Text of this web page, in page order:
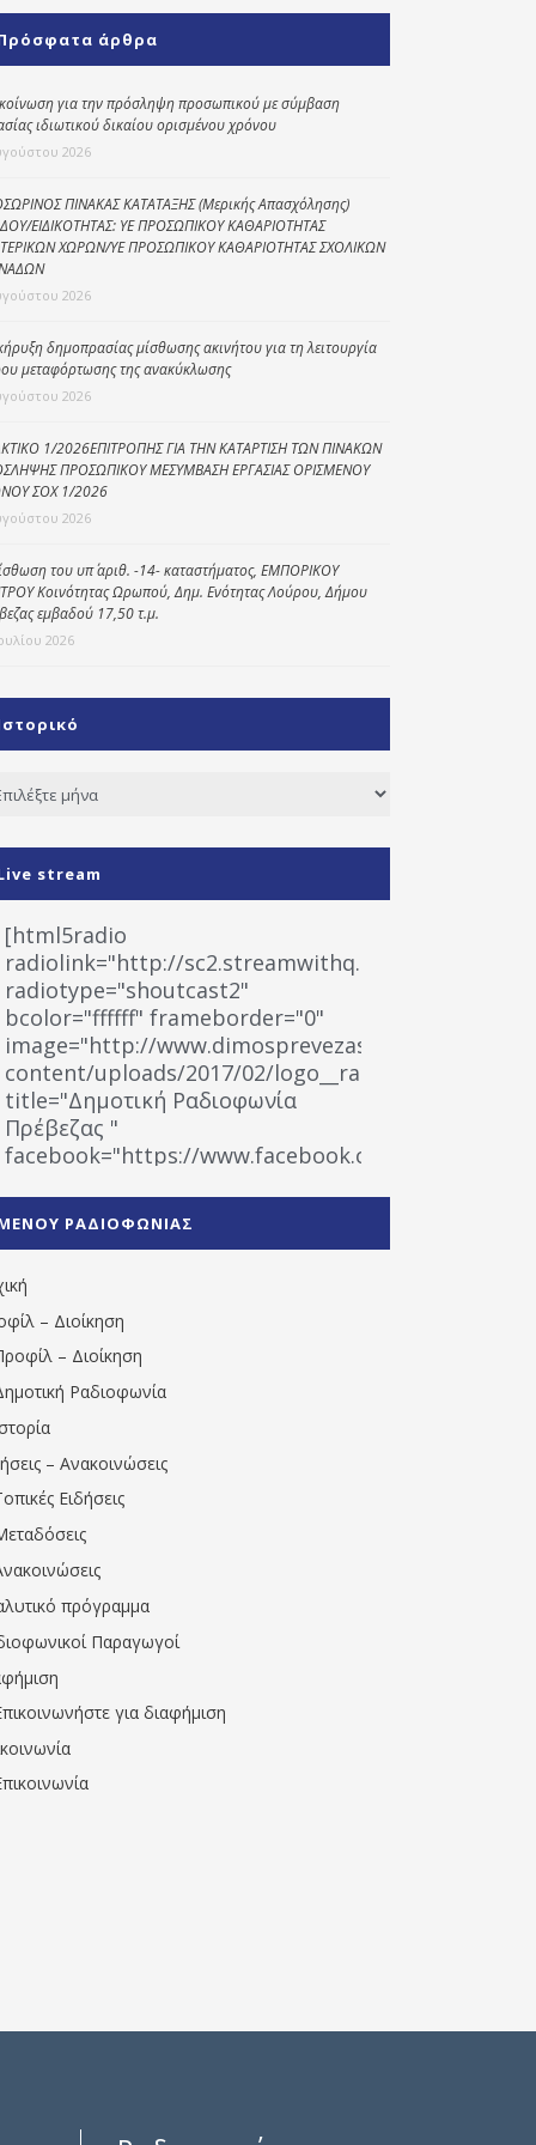
Κοινωνικό
παντοπωλείο
Kοινωνικό
φαρμακείο
Κέντρο Ημερήσιας
Φροντίδας
Ηλικιωμένων
(Κ.Η.Φ.Η.) Πρέβεζας
άρθρα
για την πρόσληψη προσωπικού με σύμβαση
ιδιωτικού δικαίου ορισμένου χρόνου
2026
ΠΙΝΑΚΑΣ ΚΑΤΑΤΑΞΗΣ (Μερικής Απασχόλησης)
ΕΙΔΙΚΟΤΗΤΑΣ: ΥΕ ΠΡΟΣΩΠΙΚΟΥ ΚΑΘΑΡΙΟΤΗΤΑΣ
ΧΩΡΩΝ/ΥΕ ΠΡΟΣΩΠΙΚΟΥ ΚΑΘΑΡΙΟΤΗΤΑΣ ΣΧΟΛΙΚΩΝ
2026
δημοπρασίας μίσθωσης ακινήτου για τη λειτουργία
μεταφόρτωσης της ανακύκλωσης
2026
1/2026ΕΠΙΤΡΟΠΗΣ ΓΙΑ ΤΗΝ ΚΑΤΑΡΤΙΣΗ ΤΩΝ ΠΙΝΑΚΩΝ
ΠΡΟΣΩΠΙΚΟΥ ΜΕΣΥΜΒΑΣΗ ΕΡΓΑΣΙΑΣ ΟΡΙΣΜΕΝΟΥ
ΣΟΧ 1/2026
2026
του υπ΄ αριθ. -14- καταστήματος, ΕΜΠΟΡΙΚΟΥ
Κοινότητας Ωρωπού, Δημ. Ενότητας Λούρου, Δήμου
εμβαδού 17,50 τ.μ.
2026
stream
[html5radio
radiolink="http://sc2.streamwithq.com:8028/
radiotype="shoutcast2"
bcolor="ffffff" frameborder="0"
image="http://www.dimosprevezas.gr/wp-
content/uploads/2017/02/logo__radiofonias.jpg"
title="Δημοτική Ραδιοφωνία
Πρέβεζας "
facebook="https://www.facebook.com/
1531194763766854/" artist="" ]
ΡΑΔΙΟΦΩΝΙΑΣ
– Διοίκηση
– Διοίκηση
Ραδιοφωνία
– Ανακοινώσεις
Ειδήσεις
πρόγραμμα
Παραγωγοί
για διαφήμιση